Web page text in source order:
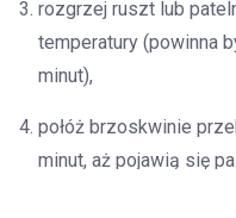
rozgrzej ruszt lub
temperatury (powinna
minut),
połóż brzoskwinie
minut, aż pojawią się